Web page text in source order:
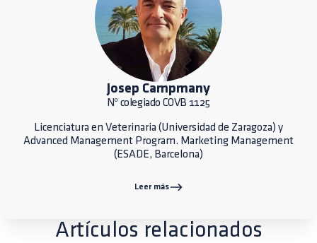
Josep Campmany
Nº colegiado COVB 1125
Licenciatura en Veterinaria (Universidad de Zaragoza) y
Advanced Management Program. Marketing Management
(ESADE, Barcelona)
Leer más
Artículos relacionados